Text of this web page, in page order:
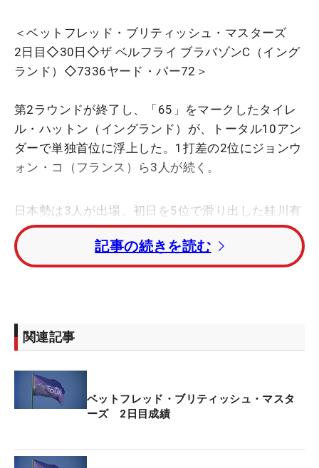
＜ベットフレッド・ブリティッシュ・マスターズ
2日目◇30日◇ザ ベルフライ ブラバゾンC（イング
ランド）◇7336ヤード・パー72＞
第2ラウンドが終了し、「65」をマークしたタイレ
ル・ハットン（イングランド）が、トータル10アン
ダーで単独首位に浮上した。1打差の2位にジョンウ
ォン・コ（フランス）ら3人が続く。
日本勢は3人が出場。初日を5位で滑り出した桂川有
人は、2日目も5バーディ・2ボギーの「69」と伸ば
した。順位は8位タイに後退したものの、トータル6
アンダーで首位と4打差の好位置をキープしてい
「パリ五輪」以来の実戦となる中島啓太は「73」と
1つ落としながらも、トータル1オーバー・65位タイ
ーで終えた星野陸也も、同じ順位で週末に進んだ。
記事の続きを読む
関連記事
ベットフレッド・ブリティッシュ・マスタ
ーズ 2日目成績